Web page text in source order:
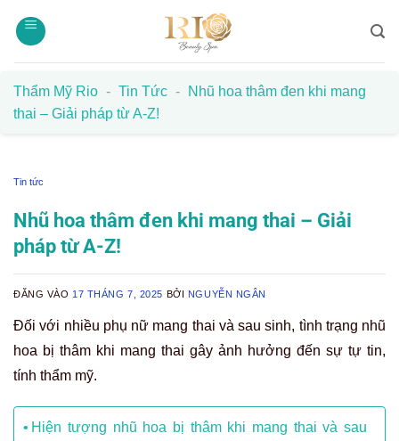
qua
Thẩm Mỹ Rio - Tin Tức -
Nhũ hoa thâm đen khi mang
thai – Giải pháp từ A-Z!
Tin tức
Nhũ hoa thâm đen khi mang thai – Giải
pháp từ A-Z!
ĐĂNG VÀO 17 THÁNG 7, 2025 BỞI NGUYỄN NGÂN
Đối với nhiều phụ nữ mang thai và sau sinh, tình trạng nhũ
hoa bị thâm khi mang thai gây ảnh hưởng đến sự tự tin,
tính thẩm mỹ.
Hiện tượng nhũ hoa bị thâm khi mang thai và sau